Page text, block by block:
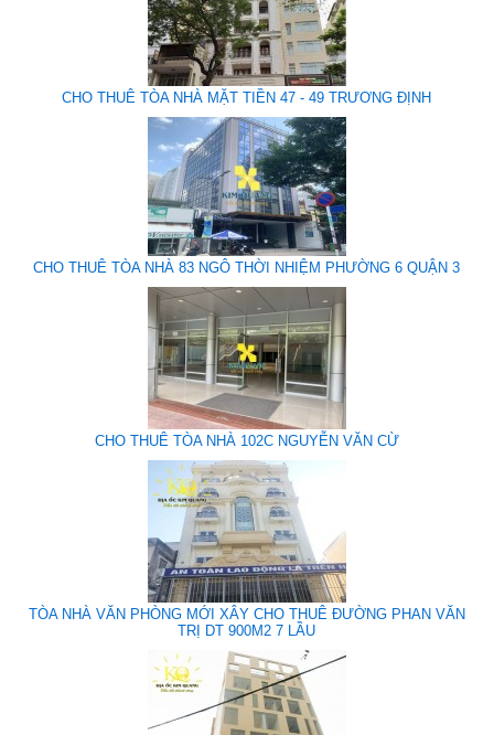
CHO THUÊ TÒA NHÀ MẶT TIỀN 47 - 49 TRƯƠNG ĐỊNH
CHO THUÊ TÒA NHÀ 83 NGÔ THỜI NHIỆM PHƯỜNG 6 QUẬN 3
CHO THUÊ TÒA NHÀ 102C NGUYỄN VĂN CỪ
TÒA NHÀ VĂN PHÒNG MỚI XÂY CHO THUÊ ĐƯỜNG PHAN VĂN
TRỊ DT 900M2 7 LẦU